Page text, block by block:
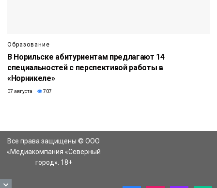
Образование
В Норильске абитуриентам предлагают 14
специальностей с перспективой работы в
«Норникеле»
07 августа 707
Все права защищены © ООО
«Медиакомпания «Северный
город». 18+